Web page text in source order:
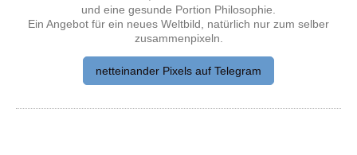
und eine gesunde Portion Philosophie.
Ein Angebot für ein neues Weltbild, natürlich nur zum selber
zusammenpixeln.
netteinander Pixels auf Telegram